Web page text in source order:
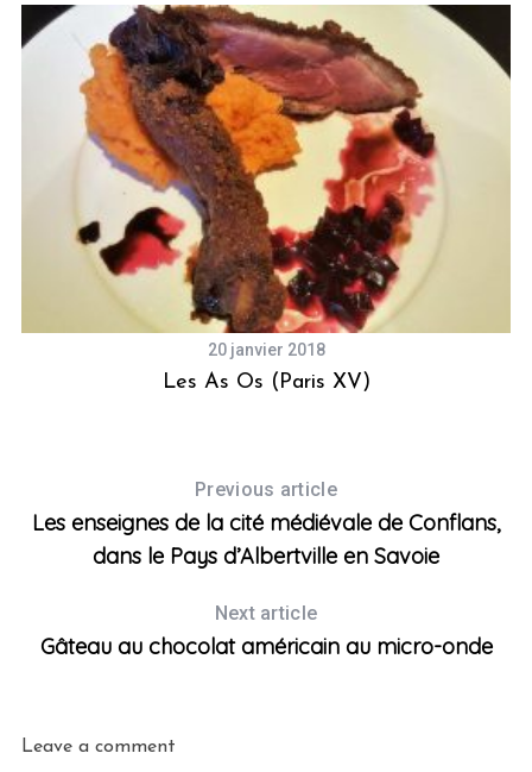
20 janvier 2018
Les As Os (Paris XV)
Previous article
Les enseignes de la cité médiévale de Conflans,
dans le Pays d’Albertville en Savoie
Next article
Gâteau au chocolat américain au micro-onde
Leave a comment
: